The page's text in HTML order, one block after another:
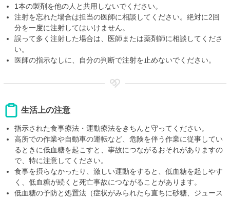
1本の製剤を他の人と共用しないでください。
注射を忘れた場合は担当の医師に相談してください。絶対に2回
分を一度に注射してはいけません。
誤って多く注射した場合は、医師または薬剤師に相談してくださ
い。
医師の指示なしに、自分の判断で注射を止めないでください。
生活上の注意
指示された食事療法・運動療法をきちんと守ってください。
高所での作業や自動車の運転など、危険を伴う作業に従事してい
るときに低血糖を起こすと、事故につながるおそれがありますの
で、特に注意してください。
食事を摂らなかったり、激しい運動をすると、低血糖を起しやす
く、低血糖が続くと死亡事故につながることがあります。
低血糖の予防と処置法（症状がみられたら直ちに砂糖、ジュース